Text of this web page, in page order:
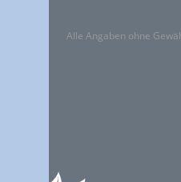
Alle Angaben ohne